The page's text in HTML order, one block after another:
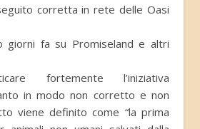
corretta in rete delle Oasi
giorni fa su Promiseland e altri
fortemente l’iniziativa
in modo non corretto e non
viene definito come “la prima